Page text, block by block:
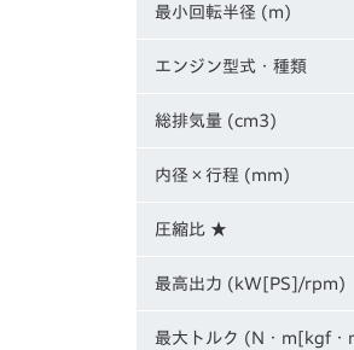
最小回転半径 (m)
エンジン型式・種類
総排気量 (cm3)
内径×行程 (mm)
圧縮比 ★
最高出力 (kW[PS]/rpm)
最大トルク (N・m[kgf